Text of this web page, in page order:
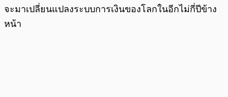
จะมาเปลี่ยนแปลงระบบการเงินของโลกในอีกไม่กี่ปีข้าง
หน้า